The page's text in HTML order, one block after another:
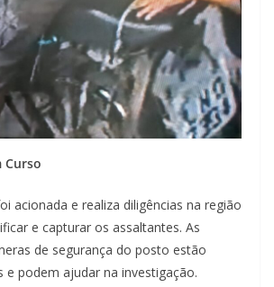
Curso
acionada e realiza diligências na região
e capturar os assaltantes. As
de segurança do posto estão
e podem ajudar na investigação.